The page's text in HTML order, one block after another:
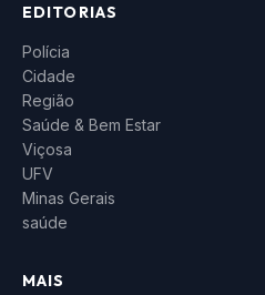
EDITORIAS
Polícia
Cidade
Região
Saúde & Bem Estar
Viçosa
UFV
Minas Gerais
saúde
MAIS